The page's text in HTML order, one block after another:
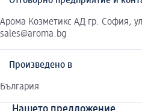
Арома Козметикс АД гр. София,
sales@aroma.bg
Произведено в
България